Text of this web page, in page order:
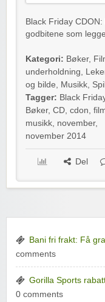
Black Friday
godbitene som
Kategori: Bøker,
underholdning,
og bilde, Musikk, Spill
Tagger: Black
Bøker, CD, cdon,
musikk, november,
november 2014
Del
Bani fri frakt: Få
comments
Gorilla Sports
0 comments